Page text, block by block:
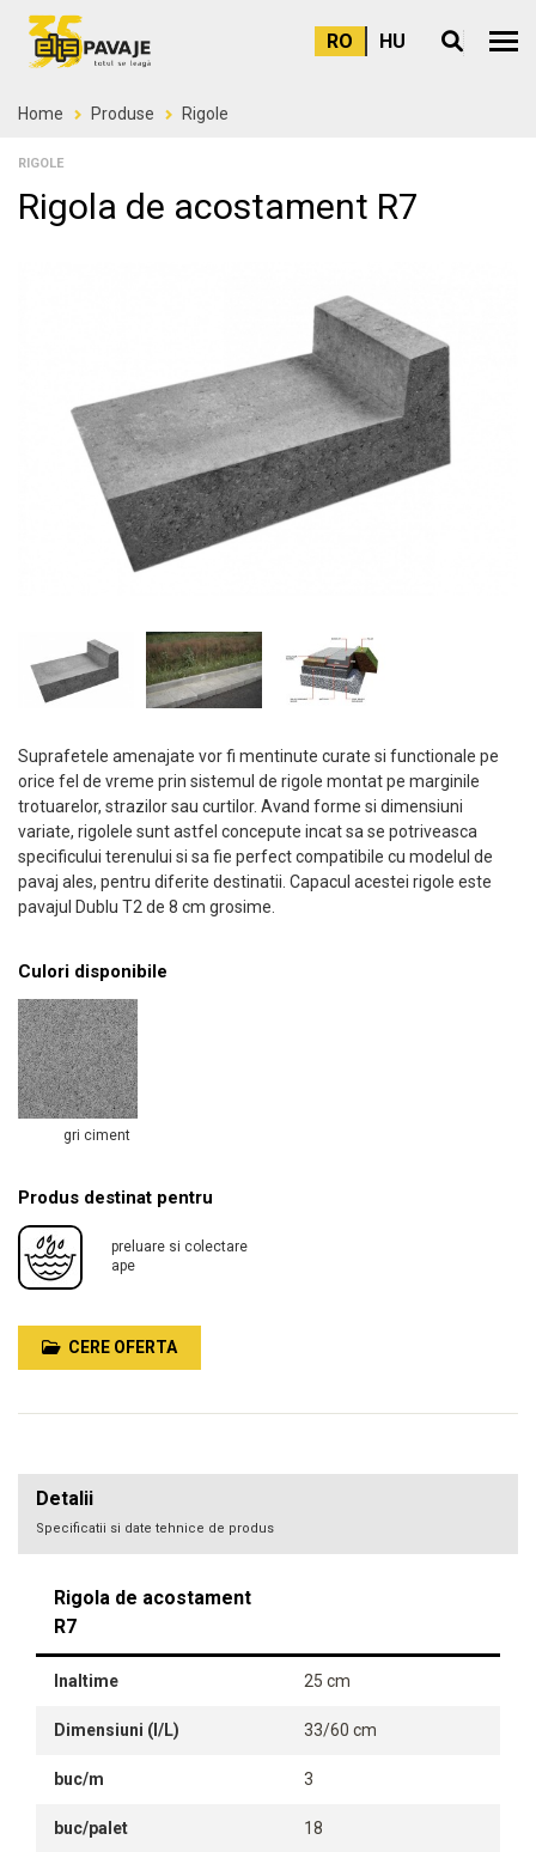
RO HU Meniu
Home Produse Rigole
RIGOLE
Rigola de acostament R7
Suprafetele amenajate vor fi mentinute curate si functionale pe
orice fel de vreme prin sistemul de rigole montat pe marginile
trotuarelor, strazilor sau curtilor. Avand forme si dimensiuni
variate, rigolele sunt astfel concepute incat sa se potriveasca
specificului terenului si sa fie perfect compatibile cu modelul de
pavaj ales, pentru diferite destinatii. Capacul acestei rigole este
pavajul Dublu T2 de 8 cm grosime.
Culori disponibile
gri ciment
Produs destinat pentru
preluare si colectare
ape
CERE OFERTA
Detalii
Specificatii si date tehnice de produs
Rigola de acostament
R7
Inaltime 25 cm
Dimensiuni (l/L) 33/60 cm
buc/m 3
buc/palet 18